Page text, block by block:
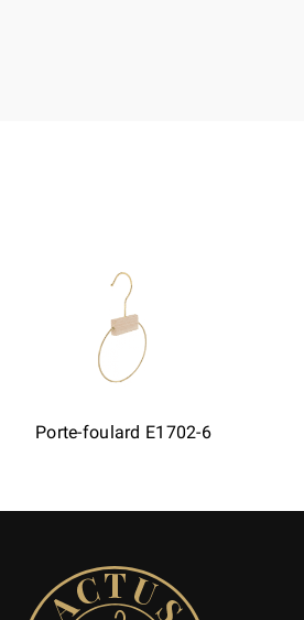
Porte-foulard E1702-6